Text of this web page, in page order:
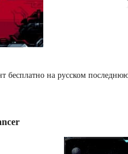
бесплатно на русском